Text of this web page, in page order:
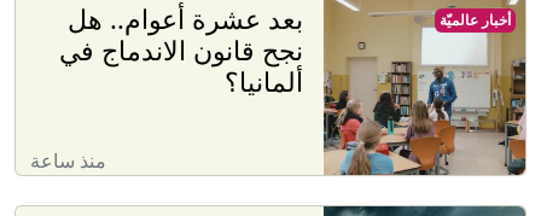
بعد عشرة أعوام.. هل
نجح قانون الاندماج في
ألمانيا؟
منذ ساعة
أخبار عالميّة